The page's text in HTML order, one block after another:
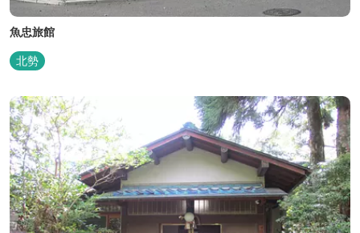
魚忠旅館
北勢